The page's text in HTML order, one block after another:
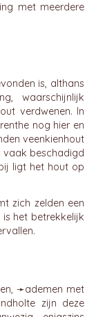
met meerdere
is, althans
waarschijnlijk
verdwenen. In
nog hier en
veenkienhout
beschadigd
ligt het hout op
zich zelden een
het betrekkelijk
, ➛ademen met
zijn deze